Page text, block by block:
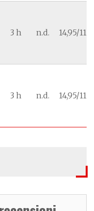
3 h n.d. 14,95/
3 h n.d. 14,95/